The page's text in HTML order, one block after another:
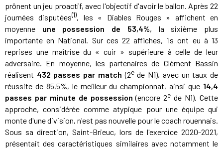
prônent un jeu proactif, avec l'objectif d'avoir le ballon. Après 22
journées disputées(1), les « Diables Rouges » affichent en
moyenne une possession de 53,4%, la sixième plus
importante en National. Sur ces 22 affiches, ils ont eu à 13
reprises une maîtrise du « cuir » supérieure à celle de leur
adversaire. En moyenne, les partenaires de Clément Bassin
réalisent 432 passes par match (2ede N1), avec un taux de
réussite de 85,5%, le meilleur du championnat, ainsi que 14,4
passes par minute de possession (encore 2e de N1). Cette
approche, considérée comme atypique pour une équipe qui
monte d'une division, n'est pas nouvelle pour le coach rouennais.
Sous sa direction, Saint-Brieuc, lors de l'exercice 2020-2021,
présentait des caractéristiques similaires avec notamment le